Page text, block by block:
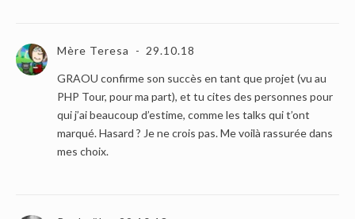
Mère Teresa 29.10.18
GRAOU confirme son succès en tant que projet (vu au
PHP Tour, pour ma part), et tu cites des personnes pour
qui j’ai beaucoup d’estime, comme les talks qui t’ont
marqué. Hasard ? Je ne crois pas. Me voilà rassurée dans
mes choix.